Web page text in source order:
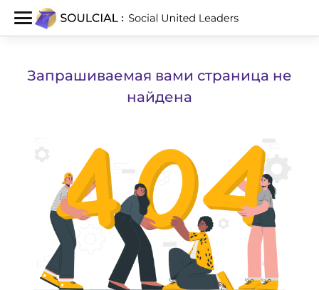
Запрашиваемая вами страница не
найдена